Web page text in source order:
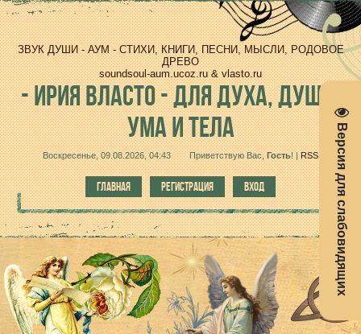
Версия для слабовидящих
ЗВУК ДУШИ - АУМ - СТИХИ, КНИГИ, ПЕСНИ, МЫСЛИ, РОДОВОЕ
ДРЕВО
soundsoul-aum.ucoz.ru & vlasto.ru
-ИРИЯ ВЛАСТО - ДЛЯ ДУХА, ДУШИ,
УМА И ТЕЛА
Воскресенье, 09.08.2026, 04:43 Приветствую Вас Гость! | RSS
ГЛАВНАЯ РЕГИСТРАЦИЯ ВХОД